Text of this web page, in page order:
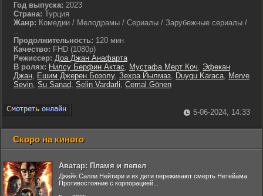
Год выпуска: 2023
Страна: Турция
Жанр: Комедии / Мелодрамы / Сериалы / Зарубежные сериалы /
..
Продолжительность: 120 мин
Качество: FHD (1080p)
Режиссер: Доа Джан Анафарта
В ролях: Нилсу Берфин Актас, Мустафа Мерт Коч, Эфекан
Джан, Ешим Джерен Бозолу, Зехра Йылмаз, Duygu Karaca, Merve
Sevin, Su Sanad, Selin Vardarli, Cemal Gönen
5-06-2024, 14:33
Скоро на киного
Аватар: Пламя и пепел
Джейк Салли Нейтири и их дети переживают смерть Нетейама
Противостояние с корпорацией...